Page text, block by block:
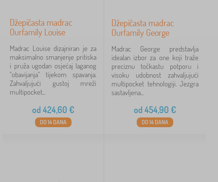
Ukloni FILTRIRAJ
Džepičasta madrac
Ourfamily Louise
Madrac Louise dizajniran je za
maksimalno smanjenje pritiska
i pruža ugodan osjećaj laganog
"obavijanja" tijekom spavanja.
Zahvaljujući gustoj mreži
multipocket...
od 424,60 €
DO 14 DANA
Džepičasta madrac
Ourfamily George
Madrac George predstavlja
idealan izbor za one koji traže
preciznu točkastu potporu i
visoku udobnost zahvaljujući
multipocket tehnologiji. Jezgra
sastavljena...
od 454,90 €
DO 14 DANA